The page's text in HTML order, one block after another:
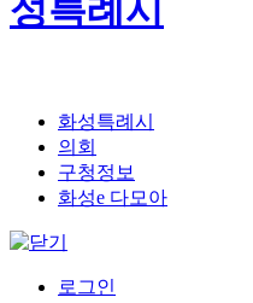
화성특례시
의회
구청정보
화성e 다모아
로그인